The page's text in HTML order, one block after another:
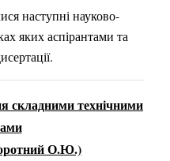
наступні науково-
яких аспірантами та
складними технічними
О.Ю.)